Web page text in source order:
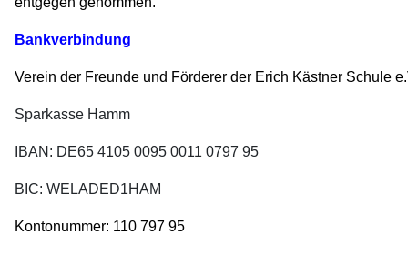
Bankverbindung
Verein der Freunde und Förderer der Erich Kästner Schule
Sparkasse Hamm
IBAN: DE65 4105 0095 0011 0797 95
BIC: WELADED1HAM
Kontonummer: 110 797 95